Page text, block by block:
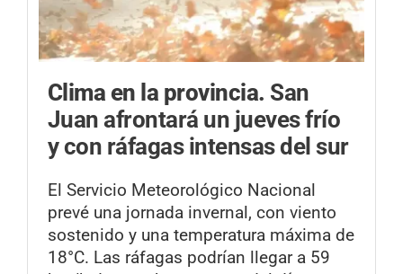
Clima en la provincia. San
Juan afrontará un jueves frío
y con ráfagas intensas del sur
El Servicio Meteorológico Nacional
prevé una jornada invernal, con viento
sostenido y una temperatura máxima de
18°C. Las ráfagas podrían llegar a 59